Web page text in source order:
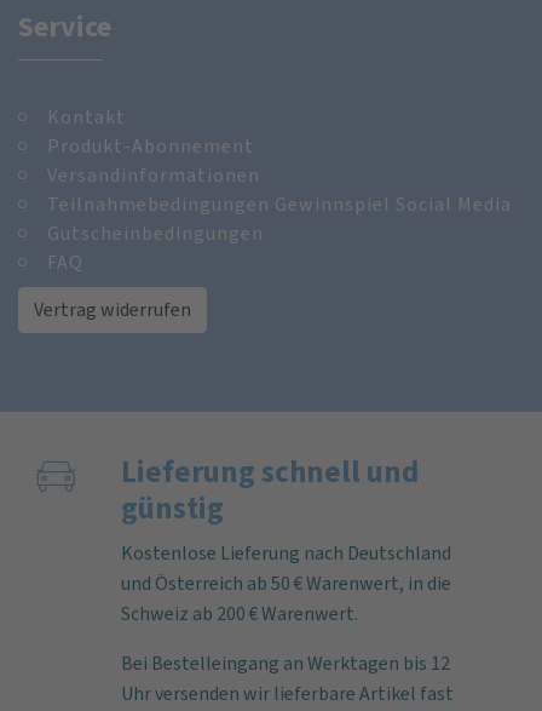
Service
Kontakt
Produkt-Abonnement
Versandinformationen
Teilnahmebedingungen Gewinnspiel Social Media
Gutscheinbedingungen
FAQ
Vertrag widerrufen
Lieferung schnell und
günstig
Kostenlose Lieferung nach Deutschland
und Österreich ab 50 € Warenwert, in die
Schweiz ab 200 € Warenwert.
Bei Bestelleingang an Werktagen bis 12
Uhr versenden wir lieferbare Artikel fast